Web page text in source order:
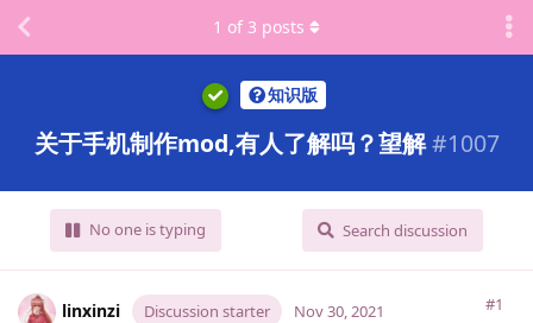
知识版
关于手机制作mod,有人了解吗？望解 #1007
No one is typing Search discussion
1 of 3 posts
linxinzi Discussion starter #1
Nov 30, 2021